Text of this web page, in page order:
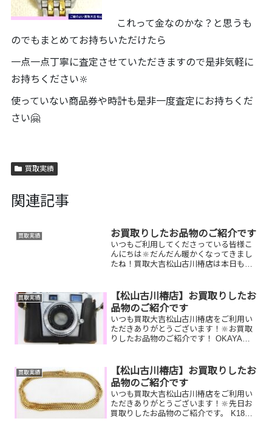
これって金なのかな？と思うも
のでもまとめてお持ちいただけたら
一点一点丁寧に査定させていただきますので是非気軽に
お持ちください🔆
使っていない商品券や時計も是非一度査定にお持ちくだ
さい🤗
買取実績
関連記事
買取実績 お買取りしたお品物のご紹介です
いつもご利用してくださっている皆様こ
んにちは🔆だんだん暖かくなってきまし
たね！買取大吉松山古川椿店は本日も元
品物はございませんか？そのお品物ぜ
ひ！買取大吉松山古川椿店...
買取実績
【松山古川椿店】お買取りしたお
品物のご紹介です
いつも買取大吉松山古川椿店をご利用い
ただきありがとうございます！🔆お買取
りしたお品物のご紹介です！ OKAYA
お品物はございませんか？そのお品物ぜ
ひ！買取大吉松山古川...
買取実績
【松山古川椿店】お買取りしたお
品物のご紹介です
いつも買取大吉松山古川椿店をご利用い
ただきありがとうございます！🔆先日お
買取りしたお品物のご紹介です。 K18ネ